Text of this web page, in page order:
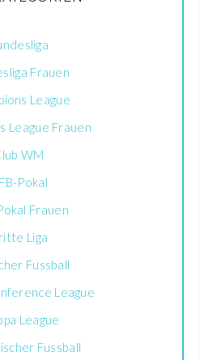
Frauen
League
League Frauen
WM
Pokal
Frauen
Liga
Fussball
League
League
Fussball